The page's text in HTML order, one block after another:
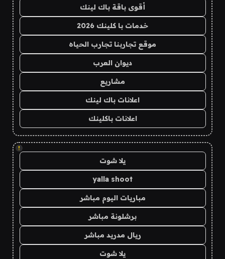
أقوى باقة باك لينك
خدمات با كلينك 2026
موقع تجاربنا تجارب الحياه
ديوان العرب
مشاريع
اعلانات باك لينك
اعلانات باكلينك
!
يلا شوت
yalla shoot
مباريات اليوم مباشر
برشلونة مباشر
ريال مدريد مباشر
يلا شوت